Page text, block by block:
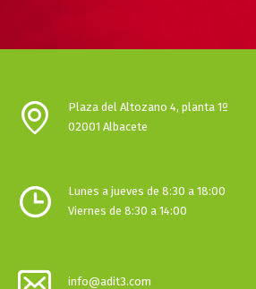
Plaza del Altozano 4, planta 1º
02001 Albacete
Lunes a jueves de 8:30 a 18:00
Viernes de 8:30 a 14:00
info@adit3.com